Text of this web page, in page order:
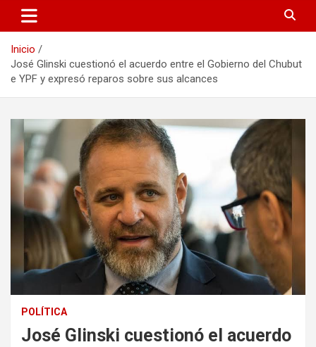
Inicio
José Glinski cuestionó el acuerdo entre el Gobierno del Chubut
e YPF y expresó reparos sobre sus alcances
POLÍTICA
José Glinski cuestionó el acuerdo